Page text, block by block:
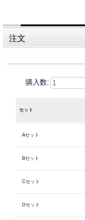
注文
購入数:
セット
Aセット
Bセット
Cセット
Dセット